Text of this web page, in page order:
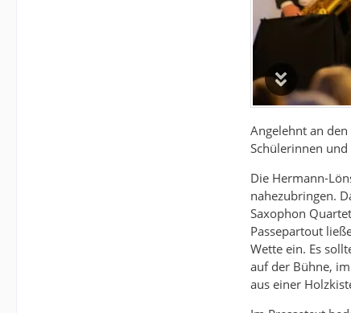
Angelehnt an
Schülerinnen
Die Hermann-
nahezubringen.
Saxophon
Passepartout
Wette ein. Es
auf der Bühne,
aus einer